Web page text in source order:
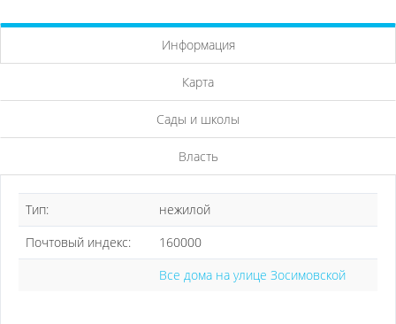
Информация
Карта
Сады и школы
Власть
Тип:
нежилой
Почтовый индекс:
160000
Все дома на улице Зосимовской